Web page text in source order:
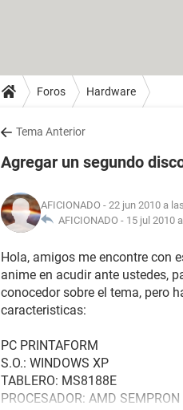
Foros Hardware
Tema Anterior
Agregar un segundo
AFICIONADO - 22 jun 2010 a
AFICIONADO - 15 jul 2010
Hola, amigos me encontre con
anime en acudir ante ustedes,
conocedor sobre el tema, pero
caracteristicas:
PC PRINTAFORM
S.O.: WINDOWS XP
TABLERO: MS8188E
PROCESADOR: AMD